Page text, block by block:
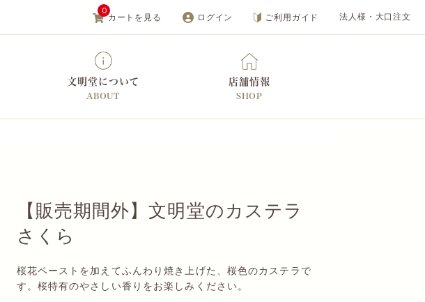
文明堂について
ABOUT
店舗情報
SHOP
カートを見る
0
ログイン ご利用ガイド 法人様・大口注文
【販売期間外】文明堂のカステラ
さくら
桜花ペーストを加えてふんわり焼き上げた、桜色のカステラで
す。桜特有のやさしい香りをお楽しみください。